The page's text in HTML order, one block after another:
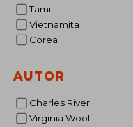
Tamil
Vietnamita
Corea
AUTOR
Charles River
Virginia Woolf